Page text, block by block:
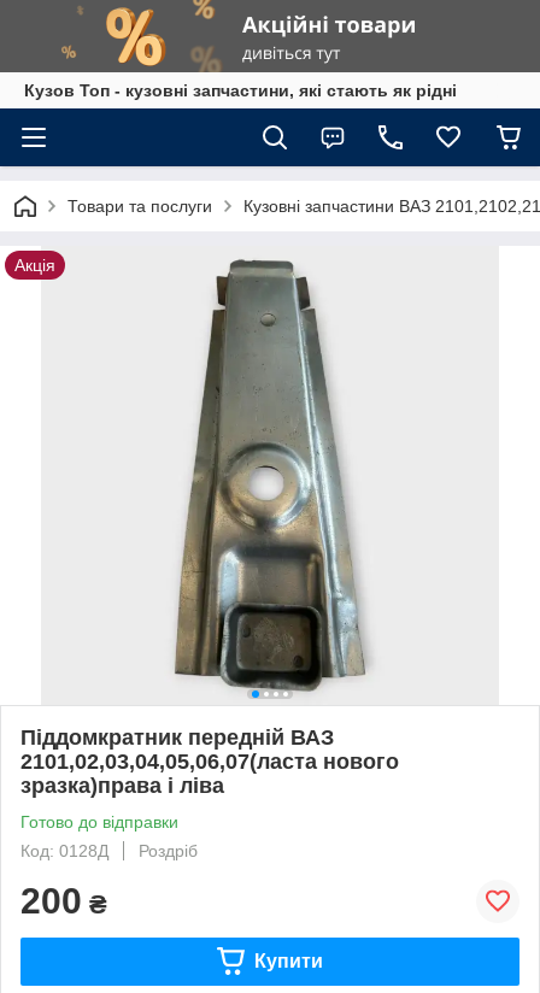
Кузов Топ - кузовні запчастини, які стають як рідні
Товари та послуги Кузовні запчастини ВАЗ
Акція
Піддомкратник передній ВАЗ
2101,02,03,04,05,06,07(ласта нового
зразка)права і ліва
Готово до відправки
Код: 0128Д
Роздріб
200 ₴
Купити